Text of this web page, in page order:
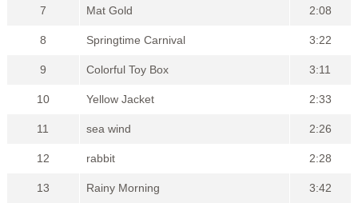
7 Mat Gold 2:08
8 Springtime Carnival 3:22
9 Colorful Toy Box 3:11
10 Yellow Jacket 2:33
11 sea wind 2:26
12 rabbit 2:28
13 Rainy Morning 3:42